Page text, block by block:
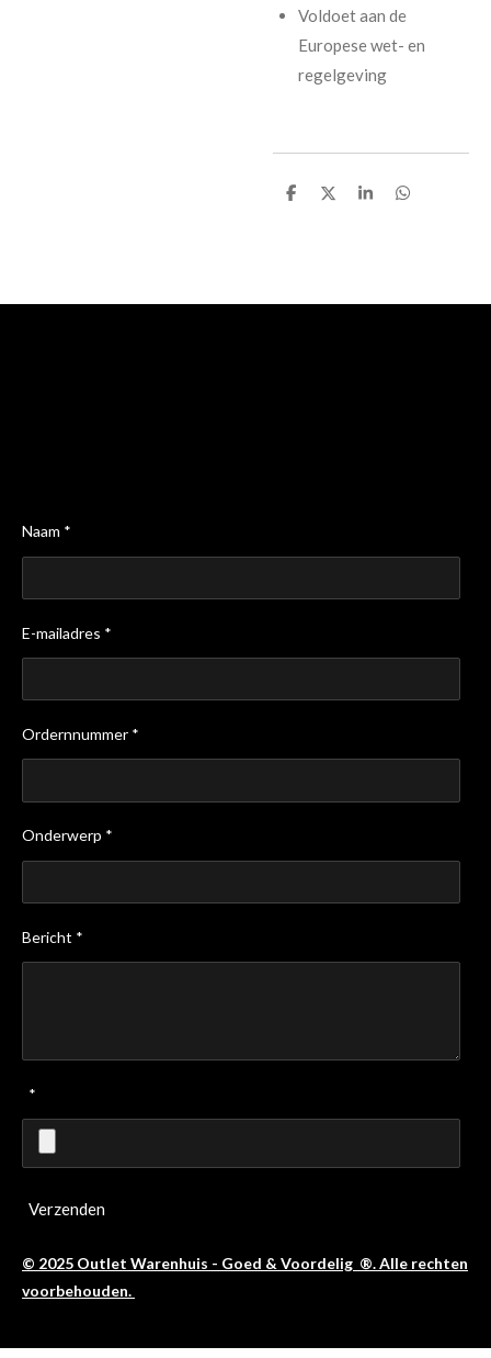
Voldoet aan de
Europese wet- en
regelgeving
D
D
S
D
Naam *
E-mailadres *
Ordernnummer *
Onderwerp *
Bericht *
*
Verzenden
© 2025 Outlet Warenhuis - Goed & Voordelig ®. Alle rechten
voorbehouden.